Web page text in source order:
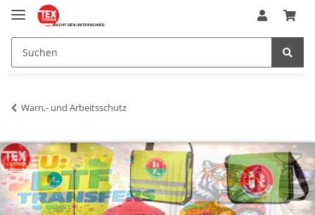
Warn,- und Arbeitsschutz